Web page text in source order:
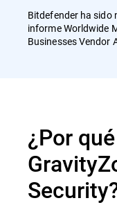
Bitdefender ha sido
informe Worldwide
Businesses Vendor
¿Por